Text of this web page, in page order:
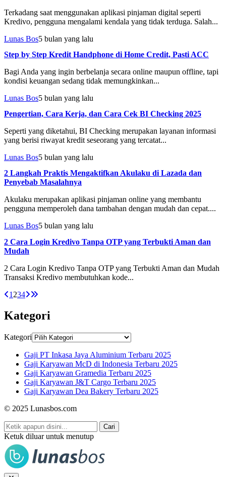
Terkadang saat menggunakan aplikasi pinjaman digital seperti
Kredivo, pengguna mengalami kendala yang tidak terduga. Salah...
Lunas Bos5 bulan yang lalu
Step by Step Kredit Handphone di Home Credit, Pasti ACC
Bagi Anda yang ingin berbelanja secara online maupun offline, tapi
kondisi keuangan sedang tidak memungkinkan...
Lunas Bos5 bulan yang lalu
Pengertian, Cara Kerja, dan Cara Cek BI Checking 2025
Seperti yang diketahui, BI Checking merupakan layanan informasi
yang berisi riwayat kredit seseorang yang tercatat...
Lunas Bos5 bulan yang lalu
2 Langkah Praktis Mengaktifkan Akulaku di Lazada dan
Penyebab Masalahnya
Akulaku merupakan aplikasi pinjaman online yang membantu
pengguna memperoleh dana tambahan dengan mudah dan cepat....
Lunas Bos5 bulan yang lalu
2 Cara Login Kredivo Tanpa OTP yang Terbukti Aman dan
Mudah
2 Cara Login Kredivo Tanpa OTP yang Terbukti Aman dan Mudah
Transaksi Kredivo membutuhkan kode...
1 234
Kategori
Kategori
Gaji PT Inkasa Jaya Aluminium Terbaru 2025
Gaji Karyawan McD di Indonesia Terbaru 2025
Gaji Karyawan Gramedia Terbaru 2025
Gaji Karyawan J&T Cargo Terbaru 2025
Gaji Karyawan Dea Bakery Terbaru 2025
© 2025 Lunasbos.com
Cari
Ketuk diluar untuk menutup